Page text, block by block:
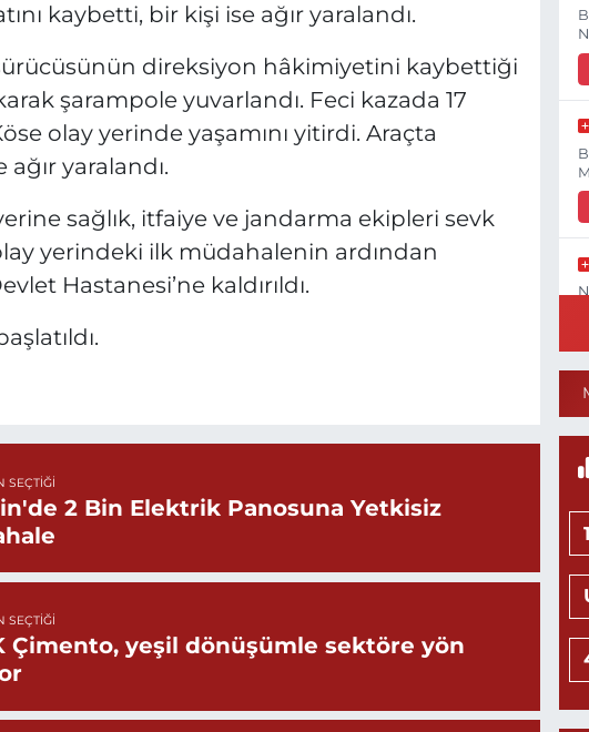
kaybetti, bir kişi ise ağır yaralandı.
direksiyon hâkimiyetini kaybettiği
şarampole yuvarlandı. Feci kazada 17
olay yerinde yaşamını yitirdi. Araçta
yaralandı.
sağlık, itfaiye ve jandarma ekipleri sevk
olay yerindeki ilk müdahalenin ardından
Hastanesi’ne kaldırıldı.
SEÇTIĞI
2 Bin Elektrik Panosuna Yetkisiz
SEÇTIĞI
Çimento, yeşil dönüşümle sektöre yön